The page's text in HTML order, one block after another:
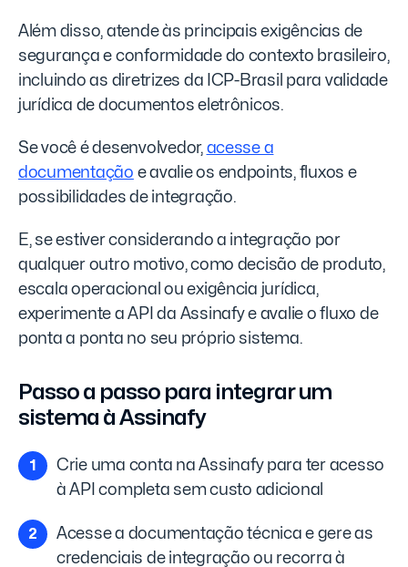
Além disso, atende às principais exigências de
segurança e conformidade do contexto brasileiro,
incluindo as diretrizes da ICP-Brasil para validade
jurídica de documentos eletrônicos.
Se você é desenvolvedor, acesse a
documentação e avalie os endpoints, fluxos e
possibilidades de integração.
E, se estiver considerando a integração por
qualquer outro motivo, como decisão de produto,
escala operacional ou exigência jurídica,
experimente a API da Assinafy e avalie o fluxo de
ponta a ponta no seu próprio sistema.
Passo a passo para integrar um
sistema à Assinafy
Crie uma conta na Assinafy para ter acesso
à API completa sem custo adicional
Acesse a documentação técnica e gere as
credenciais de integração ou recorra à